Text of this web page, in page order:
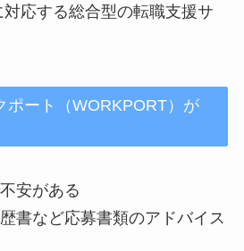
応する総合型の転職支援サ
ポート（WORKPORT）が
安がある
書など応募書類のアドバイス